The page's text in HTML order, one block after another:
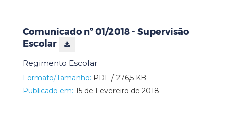
Comunicado nº 01/2018 - Supervisão
Escolar
Regimento Escolar
Formato/Tamanho: PDF / 276,5 KB
Publicado em: 15 de Fevereiro de 2018